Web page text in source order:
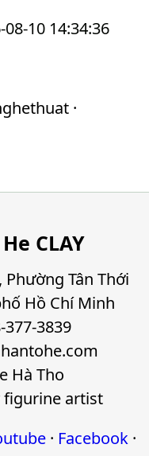
10 14:34:36
·
CLAY
Tân Thới
Hồ Chí Minh
3839
Hà Tho
figurine artist
· Facebook·